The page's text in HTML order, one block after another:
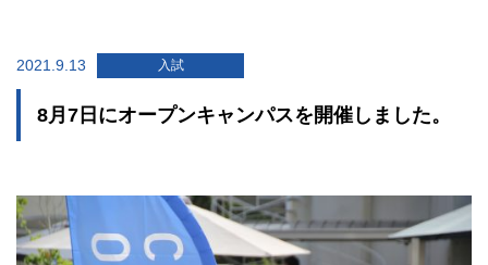
2021.9.13 入試
8月7日にオープンキャンパスを開催しました。